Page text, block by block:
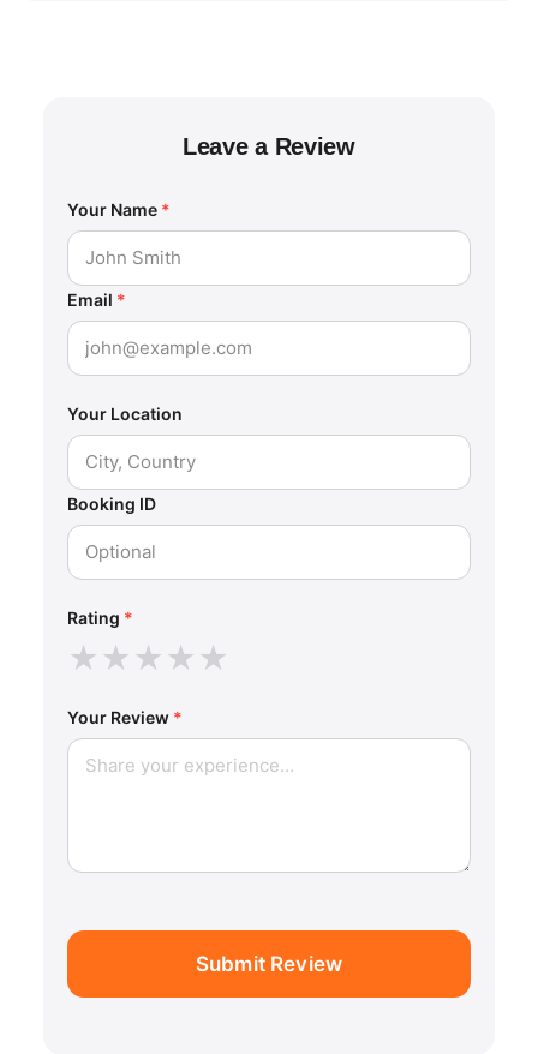
Leave a Review
Your Name *
Email *
Your Location
Booking ID
Rating *
★★★★★
Your Review *
Submit Review